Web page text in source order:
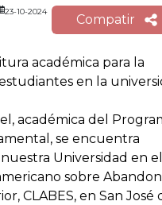
23-10-2024
Compatir
académica para la
en la
académica del
se encuentra
Universidad en el
sobre
CLABES, en San José